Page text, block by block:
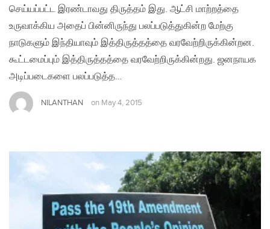
செய்யப்பட்ட இரண்டாவது திருத்தம் இது. ஆட்சி மாற்றத்தை
உருவாக்கிய அதைப் பின்னிருந்து பலப்படுத்துகின்ற மேற்கு
நாடுகளும் இந்தியாவும் இத்திருத்தத்தை வரவேற்றிருக்கின்றன.
கூட்டமைப்பும் இத்திருத்தத்தை வரவேற்றிருக்கின்றது. ஜனநாயக
அடிப்படைகளை பலப்படுத்த…
NILANTHAN on May 4, 2015